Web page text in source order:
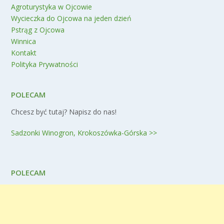
Agroturystyka w Ojcowie
Wycieczka do Ojcowa na jeden dzień
Pstrąg z Ojcowa
Winnica
Kontakt
Polityka Prywatności
POLECAM
Chcesz być tutaj? Napisz do nas!
Sadzonki Winogron, Krokoszówka-Górska >>
POLECAM